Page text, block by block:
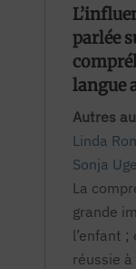
parlée
langue
Autres
Linda
Sonja
La
grande
l’enfant
réussie